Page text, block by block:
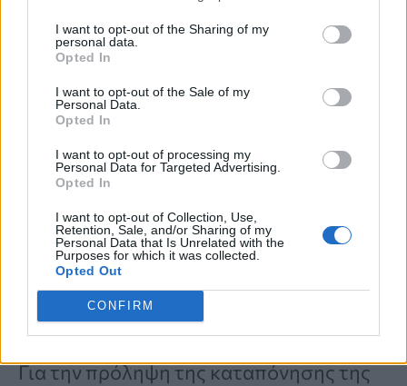
I want to opt-out of the Sharing of my
personal data.
Opted In
I want to opt-out of the Sale of my
Personal Data.
Opted In
I want to opt-out of processing my
Personal Data for Targeted Advertising.
Opted In
I want to opt-out of Collection, Use,
Retention, Sale, and/or Sharing of my
Personal Data that Is Unrelated with the
Purposes for which it was collected.
Opted Out
CONFIRM
και όχι μόνο την κεντρική)
πώς να το σηκώνουν (με τα
γόνατα λυγισμένα και κοντά στον
κορμό τους)
να μην το κρατούν ποτέ από την
χειρολαβή, ούτε να το
τοποθετούν στον έναν ώμο.
Πώς να βοηθήσετε τα παιδιά
να έχουν καλή στάση σώματος
Για την πρόληψη της καταπόνησης της